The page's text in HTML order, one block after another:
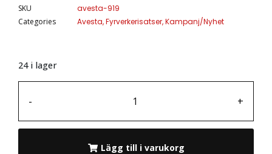
SKU
avesta-919
Categories
Avesta,Fyrverkerisatser,Kampanj/Nyhet
24 i lager
- +
Lägg till i varukorg